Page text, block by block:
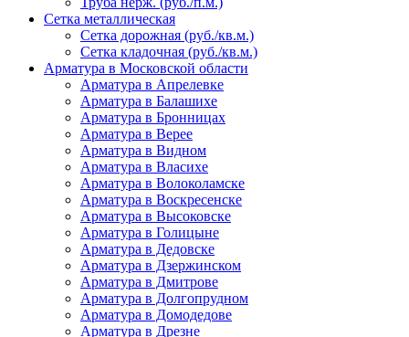
Сетка металлическая
Сетка дорожная (руб./кв.м.)
Сетка кладочная (руб./кв.м.)
Арматура в Московской области
Арматура в Апрелевке
Арматура в Балашихе
Арматура в Бронницах
Арматура в Верее
Арматура в Видном
Арматура в Власихе
Арматура в Волоколамске
Арматура в Воскресенске
Арматура в Высоковске
Арматура в Голицыне
Арматура в Дедовске
Арматура в Дзержинском
Арматура в Дмитрове
Арматура в Долгопрудном
Арматура в Домодедове
Арматура в Дрезне